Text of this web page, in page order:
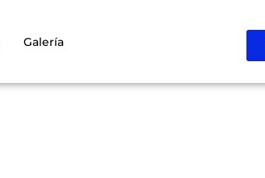
Galería